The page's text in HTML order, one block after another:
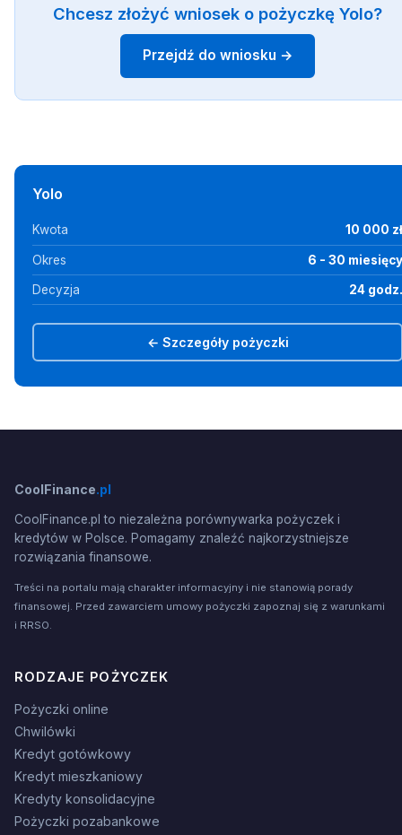
Chcesz złożyć wniosek o pożyczkę Yolo?
Przejdź do wniosku →
Yolo
Kwota 10 000 zł
Okres 6 - 30 miesięcy
Decyzja 24 godz.
← Szczegóły pożyczki
CoolFinance.pl
CoolFinance.pl to niezależna porównywarka pożyczek i
kredytów w Polsce. Pomagamy znaleźć najkorzystniejsze
rozwiązania finansowe.
Treści na portalu mają charakter informacyjny i nie stanowią porady
finansowej. Przed zawarciem umowy pożyczki zapoznaj się z warunkami
i RRSO.
RODZAJE POŻYCZEK
Pożyczki online
Chwilówki
Kredyt gotówkowy
Kredyt mieszkaniowy
Kredyty konsolidacyjne
Pożyczki pozabankowe